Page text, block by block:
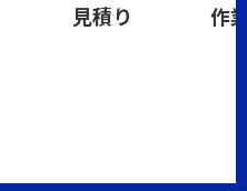
見積り 作